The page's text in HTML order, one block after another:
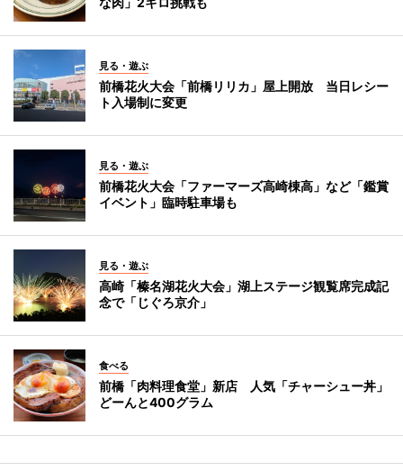
見る・遊ぶ
前橋花火大会「前橋リリカ」屋上開放 当日レシー
ト入場制に変更
見る・遊ぶ
前橋花火大会「ファーマーズ高崎棟高」など「鑑賞
イベント」臨時駐車場も
見る・遊ぶ
高崎「榛名湖花火大会」湖上ステージ観覧席完成記
念で「じぐろ京介」
食べる
前橋「肉料理食堂」新店 人気「チャーシュー丼」
どーんと400グラム